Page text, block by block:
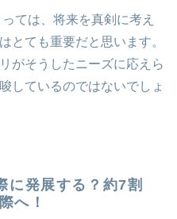
ては、将来を真剣に考え
とても重要だと思います。
がそうしたニーズに応えら
しているのではないでしょ
に発展する？約7割
へ！